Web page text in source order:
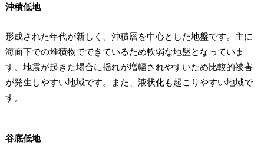
沖積低地
形成された年代が新しく、沖積層を中心とした地盤です。主に
海面下での堆積物でできているため軟弱な地盤となっていま
す。地震が起きた場合に揺れが増幅されやすいため比較的被害
が発生しやすい地域です。また、液状化も起こりやすい地域で
す。
谷底低地